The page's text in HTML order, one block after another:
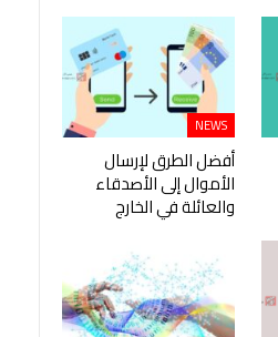
NEWS
أفضل الطرق لإرسال
الأموال إلى الأصدقاء
والعائلة في الخارج